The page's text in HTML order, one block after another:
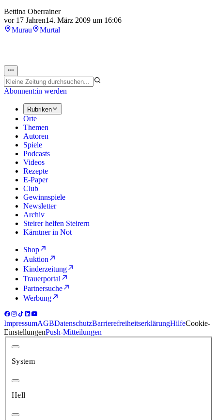
Bettina Oberrainer
vor 17 Jahren14. März 2009 um 16:06
Murau
Murtal
Abonnent:in werden
Rubriken
Orte
Themen
Autoren
Spiele
Podcasts
Videos
Rezepte
E-Paper
Club
Gewinnspiele
Newsletter
Archiv
Steirer helfen Steirern
Kärntner in Not
Shop
Auktion
Kinderzeitung
Trauerportal
Partnersuche
Werbung
ImpressumAGBDatenschutzBarrierefreiheitserklärungHilfeCookie-
EinstellungenPush-Mitteilungen
System
Hell